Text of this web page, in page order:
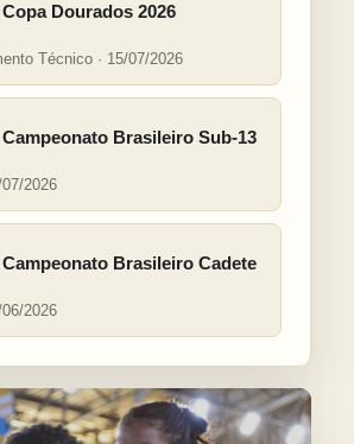
Dourados 2026
Técnico · 15/07/2026
Brasileiro Sub-13
2026
Brasileiro Cadete
2026